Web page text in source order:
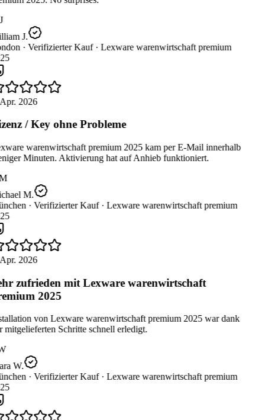
J.
· Verifizierter Kauf · Lexware warenwirtschaft premium
2026
/ Key ohne Probleme
warenwirtschaft premium 2025 kam per E-Mail innerhalb
Minuten. Aktivierung hat auf Anhieb funktioniert.
M.
· Verifizierter Kauf · Lexware warenwirtschaft premium
2026
zufrieden mit Lexware warenwirtschaft
2025
von Lexware warenwirtschaft premium 2025 war dank
mitgelieferten Schritte schnell erledigt.
W.
· Verifizierter Kauf · Lexware warenwirtschaft premium